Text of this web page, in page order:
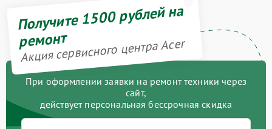
Получите 1500 рублей на
ремонт
Акция сервисного центра Acer
При оформлении заявки на ремонт техники через
сайт,
действует персональная бессрочная скидка